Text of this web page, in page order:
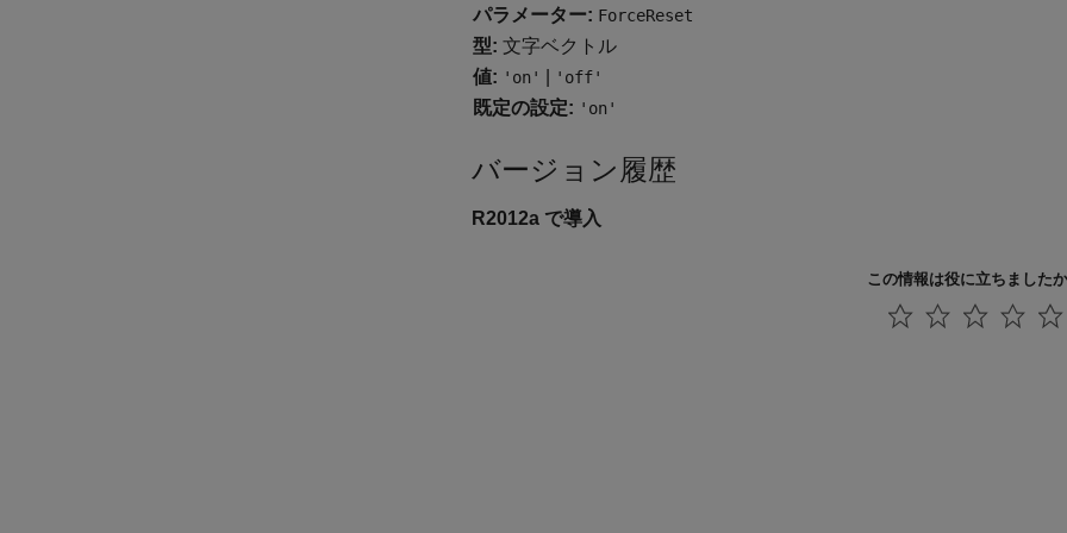
パラメーター: ForceReset
型: 文字ベクトル
値: 'on' 'off'
既定の設定: 'on'
バージョン履歴
R2012a で導入
この情報は役に立ちました